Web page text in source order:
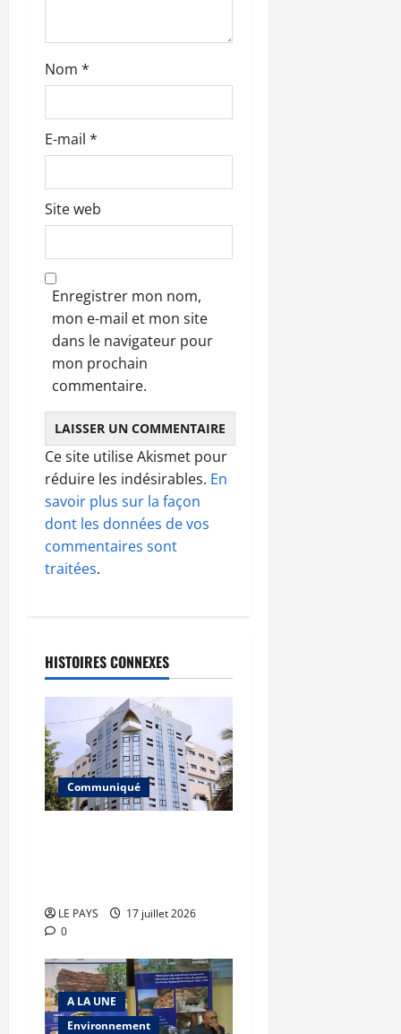
l
e
Nom *
E-mail *
Site web
Enregistrer mon nom,
mon e-mail et mon site
dans le navigateur pour
mon prochain
commentaire.
Ce site utilise Akismet pour
réduire les indésirables. En
savoir plus sur la façon
dont les données de vos
commentaires sont
traitées.
HISTOIRES CONNEXES
Communiqué
LE PAYS
17 juillet 2026
0
A LA UNE
Environnement